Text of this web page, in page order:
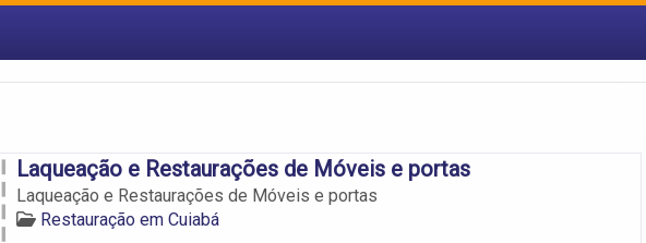
Laqueação e Restaurações de Móveis e portas
Laqueação e Restaurações de Móveis e portas
Restauração em Cuiabá